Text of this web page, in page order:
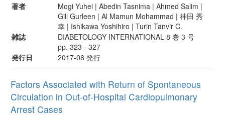
著者
Mogi Yuhei | Abedin Tasnima | Ahmed Salim |
Gill Gurleen | Al Mamun Mohammad | 神田 秀
幸 | Ishikawa Yoshihiro | Turin Tanvir C.
雑誌
DIABETOLOGY INTERNATIONAL 8 巻 3 号
pp. 323 - 327
発行日
2017-08 発行
Factors Associated with Return of Spontaneous
Circulation in Out-of-Hospital Cardiopulmonary
Arrest Cases